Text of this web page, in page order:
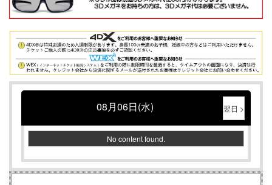
【重要】4DX初体験の方は必ずこちらのページをお読みく
08月06日(水) 翌日 >
No content found.